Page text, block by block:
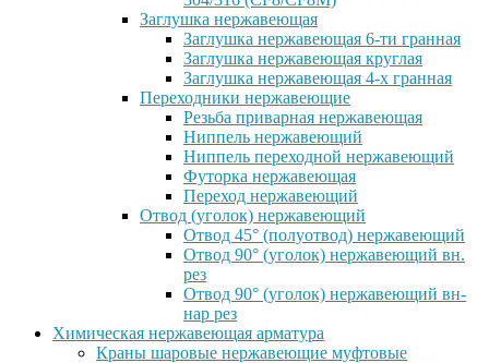
Заглушка нержавеющая
Заглушка нержавеющая 6-ти гранная
Заглушка нержавеющая круглая
Заглушка нержавеющая 4-х гранная
Переходники нержавеющие
Резьба приварная нержавеющая
Ниппель нержавеющий
Ниппель переходной нержавеющий
Футорка нержавеющая
Переход нержавеющий
Отвод (уголок) нержавеющий
Отвод 45° (полуотвод) нержавеющий
Отвод 90° (уголок) нержавеющий вн.
рез
Отвод 90° (уголок) нержавеющий вн-
нар рез
Химическая нержавеющая арматура
Краны шаровые нержавеющие муфтовые